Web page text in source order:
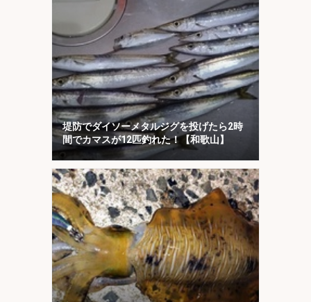
堤防でダイソーメタルジグを投げたら2時
間でカマスが12匹釣れた！【和歌山】